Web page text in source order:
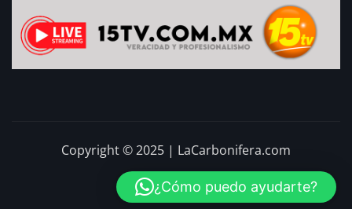
Copyright © 2025 | LaCarbonifera.com
Inicio
¿Cómo puedo ayudarte?